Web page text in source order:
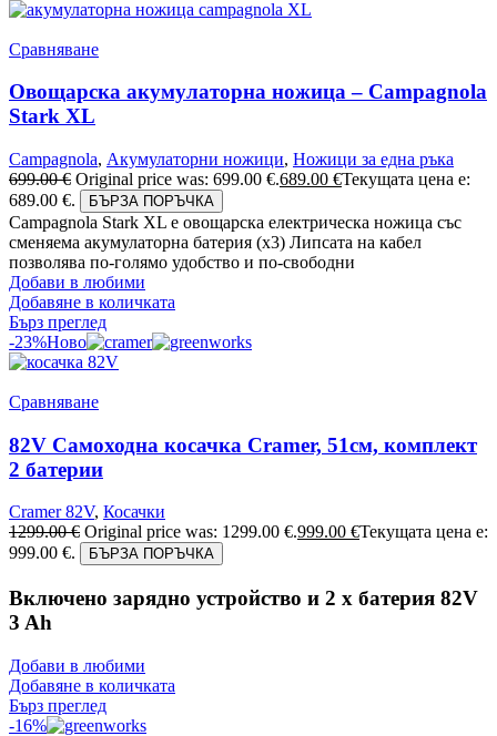
Сравняване
Овощарска акумулаторна ножица – Campagnola
Stark XL
Campagnola, Акумулаторни ножици, Ножици за една ръка
699.00€ Original price was: 699.00 €.689.00 €Текущата цена е:
689.00 €.
БЪРЗА ПОРЪЧКА
Campagnola Stark XL е овощарска електрическа ножица със
сменяема акумулаторна батерия (х3) Липсата на кабел
позволява по-голямо удобство и по-свободни
Добави в любими
Добавяне в количката
Бърз преглед
-23%Ново
Сравняване
82V Самоходна косачка Cramer, 51см, комплект
2 батерии
Cramer 82V, Косачки
1299.00€ Original price was: 1299.00 €.999.00 €Текущата цена е:
999.00 €.
БЪРЗА ПОРЪЧКА
Включено зарядно устройство и 2 x батерия 82V
3 Ah
Добави в любими
Добавяне в количката
Бърз преглед
-16%